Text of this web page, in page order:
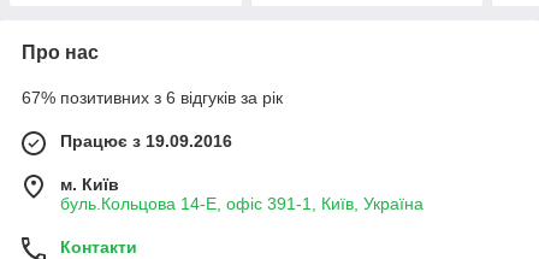
Про нас
67% позитивних з 6 відгуків за рік
Працює з 19.09.2016
м. Київ
буль.Кольцова 14-Е, офіс 391-1, Київ, Україна
Контакти